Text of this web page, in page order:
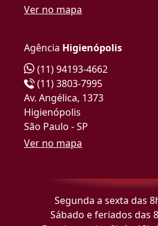
Ver no mapa
Agência Higienópolis
(11) 94193-4662
(11) 3803-7995
Av. Angélica, 1373
Higienópolis
São Paulo - SP
Ver no mapa
Segunda a sexta das
Sábado e feriados das